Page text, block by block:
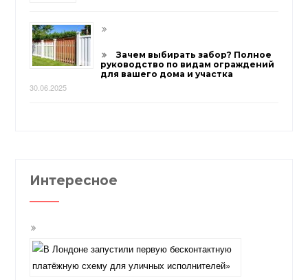
Зачем выбирать забор? Полное
руководство по видам ограждений
для вашего дома и участка
30.06.2025
Интересное